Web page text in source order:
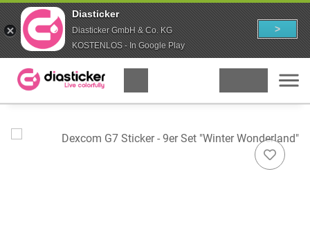
Diasticker
Diasticker GmbH & Co. KG
KOSTENLOS - In Google Play
>